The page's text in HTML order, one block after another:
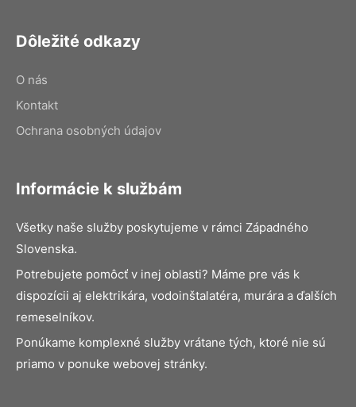
Dôležité odkazy
O nás
Kontakt
Ochrana osobných údajov
Informácie k službám
Všetky naše služby poskytujeme v rámci Západného
Slovenska.
Potrebujete pomôcť v inej oblasti? Máme pre vás k
dispozícii aj elektrikára, vodoinštalatéra, murára a ďalších
remeselníkov.
Ponúkame komplexné služby vrátane tých, ktoré nie sú
priamo v ponuke webovej stránky.